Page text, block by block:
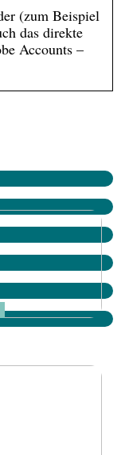
(zum Beispiel
das direkte
Accounts –